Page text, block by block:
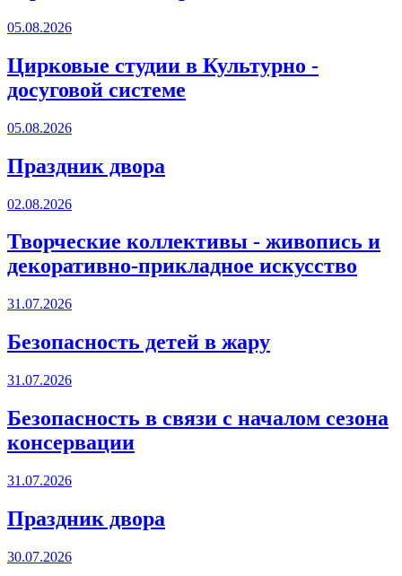
05.08.2026
Цирковые студии в Культурно -
досуговой системе
05.08.2026
Праздник двора
02.08.2026
Творческие коллективы - живопись и
декоративно-прикладное искусство
31.07.2026
Безопасность детей в жару
31.07.2026
Безопасность в связи с началом сезона
консервации
31.07.2026
Праздник двора
30.07.2026